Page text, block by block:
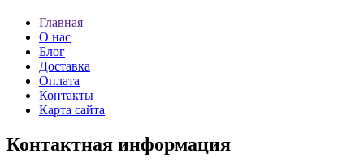
Главная
О нас
Блог
Доставка
Оплата
Контакты
Карта сайта
Контактная информация